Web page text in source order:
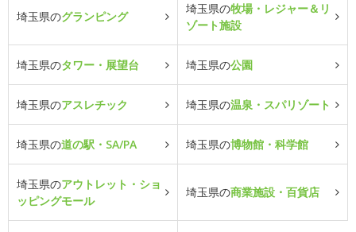
埼玉県のグランピング
埼玉県の牧場・レジャー＆リ
ゾート施設
埼玉県のタワー・展望台 埼玉県の公園
埼玉県のアスレチック 埼玉県の温泉・スパリゾート
埼玉県の道の駅・SA/PA 埼玉県の博物館・科学館
埼玉県のアウトレット・ショ
ッピングモール
埼玉県の商業施設・百貨店